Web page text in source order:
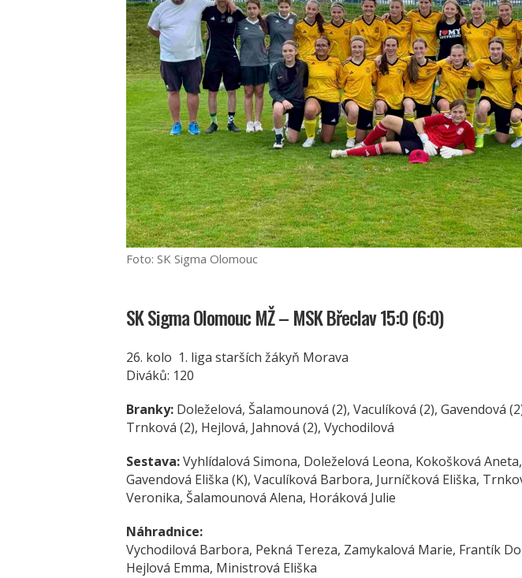
Foto: SK Sigma Olomouc
SK Sigma Olomouc MŽ – MSK Břeclav 15:0 (6:0)
26. kolo 1. liga starších žákyň Morava
Diváků: 120
Branky: Doleželová, Šalamounová (2), Vaculíková (2), Gavendová
Trnková (2), Hejlová, Jahnová (2), Vychodilová
Sestava:Vyhlídalová Simona, Doleželová Leona, Kokošková
Gavendová Eliška (K), Vaculíková Barbora, Jurníčková Eliška,
Veronika, Šalamounová Alena, Horáková Julie
Náhradnice:
Vychodilová Barbora, Pekná Tereza, Zamykalová Marie, Frantík
Hejlová Emma, Ministrová Eliška